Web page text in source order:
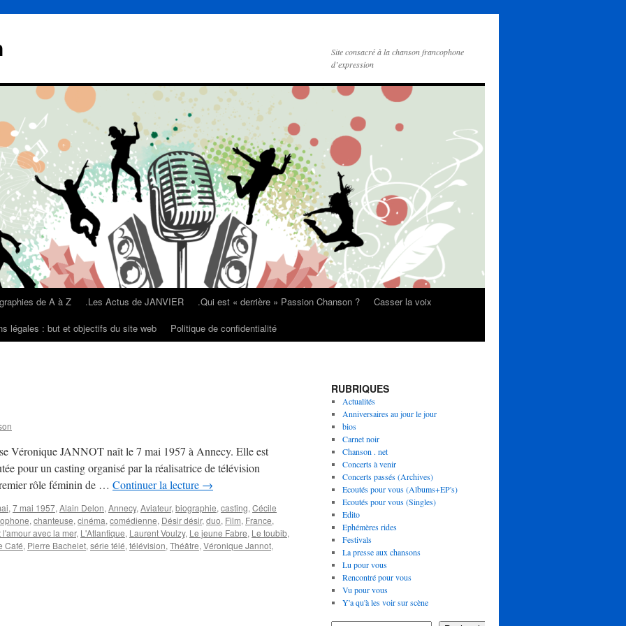
Site consacré à la chanson francophone
d’expression
de A à Z .Les Actus de JANVIER .Qui est « derrière » Passion Chanson ?
Casser la voix
légales : but et objectifs du site web Politique de confidentialité
Véronique JANNOT naît le 7 mai 1957 à Annecy. Elle est
pour un casting organisé par la réalisatrice de télévision
rôle féminin de … Continuer la lecture →
, 7 mai 1957, Alain Delon, Annecy, Aviateur, biographie, casting, Cécile
, chanteuse, cinéma, comédienne, Désir désir, duo, Film, France,
l'amour avec la mer, L'Atlantique, Laurent Voulzy, Le jeune Fabre, Le toubib,
Café, Pierre Bachelet, série télé, télévision, Théâtre, Véronique Jannot,
RUBRIQUES
Actualités
Anniversaires au jour le jour
bios
Carnet noir
Chanson . net
Concerts à venir
Concerts passés (Archives)
Ecoutés pour vous (Albums+EP's)
Ecoutés pour vous (Singles)
Edito
Ephémères rides
Festivals
La presse aux chansons
Lu pour vous
Rencontré pour vous
Vu pour vous
Y'a qu'à les voir sur scène